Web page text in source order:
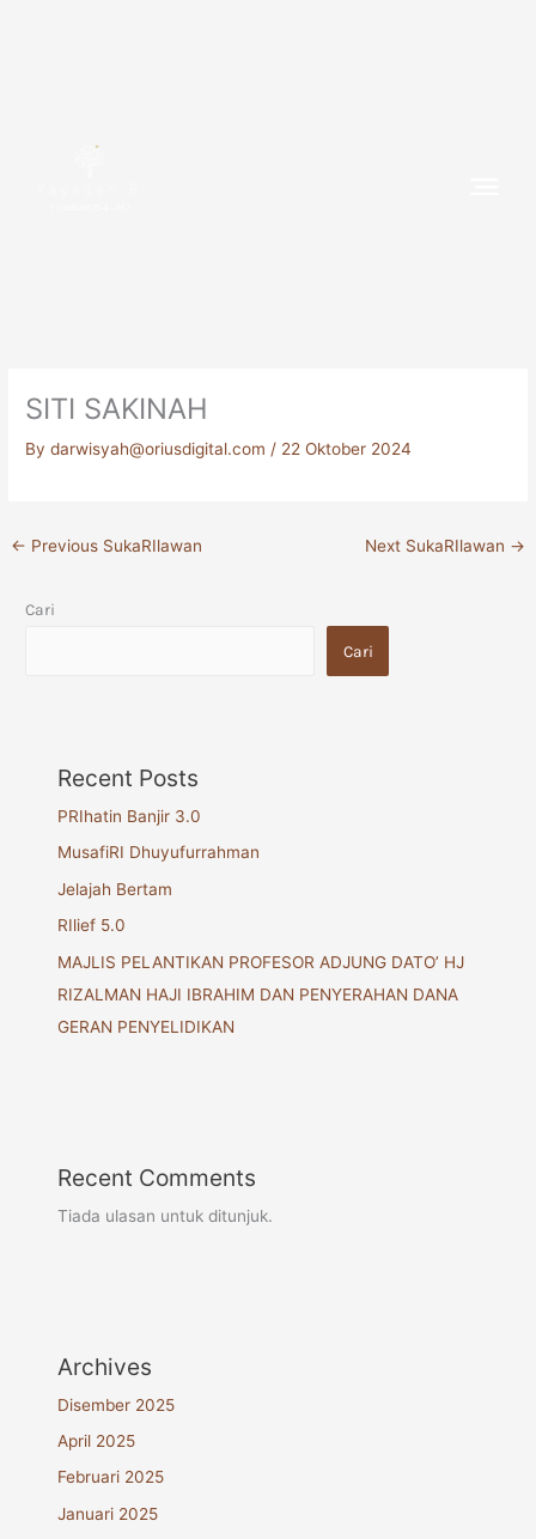
SITI SAKINAH
Bydarwisyah@oriusdigital.com/ 22 Oktober 2024
← Previous SukaRIlawan Next SukaRIlawan →
Cari
Cari
Recent Posts
PRIhatin Banjir 3.0
MusafiRI Dhuyufurrahman
Jelajah Bertam
RIlief 5.0
MAJLIS PELANTIKAN PROFESOR ADJUNG DATO’ HJ
RIZALMAN HAJI IBRAHIM DAN PENYERAHAN DANA
GERAN PENYELIDIKAN
Recent Comments
Tiada ulasan untuk ditunjuk.
Archives
Disember 2025
April 2025
Februari 2025
Januari 2025